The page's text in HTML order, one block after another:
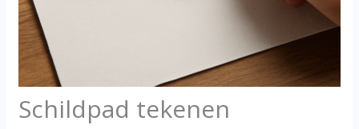
Schildpad tekenen